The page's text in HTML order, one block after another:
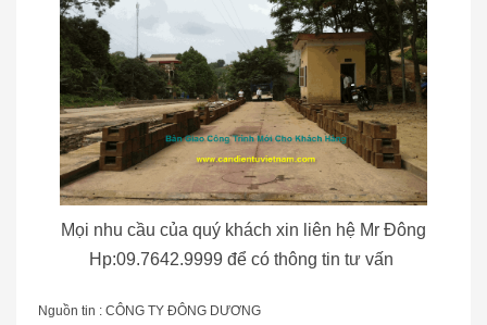
Mọi nhu cầu của quý khách xin liên hệ Mr Đông
Hp:09.7642.9999 để có thông tin tư vấn
Nguồn tin : CÔNG TY ĐÔNG DƯƠNG